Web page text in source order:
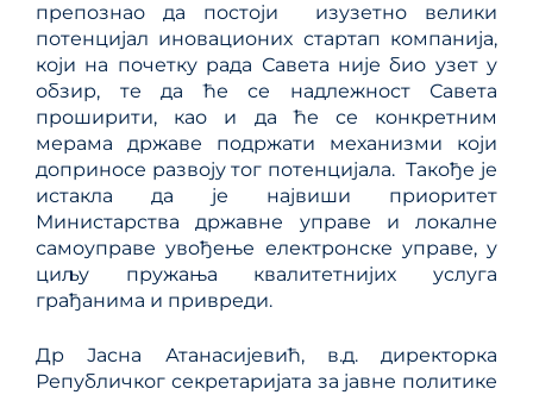
препознао да постоји изузетно велики
потенцијал иновационих стартап компанија,
који на почетку рада Савета није био узет у
обзир, те да ће се надлежност Савета
проширити, као и да ће се конкретним
мерама државе подржати механизми који
доприносе развоју тог потенцијала. Такође је
истакла да је највиши приоритет
Министарства државне управе и локалне
самоуправе увођење електронске управе, у
циљу пружања квалитетнијих услуга
грађанима и привреди.
Др Јасна Атанасијевић, в.д. директорка
Републичког секретаријата за јавне политике